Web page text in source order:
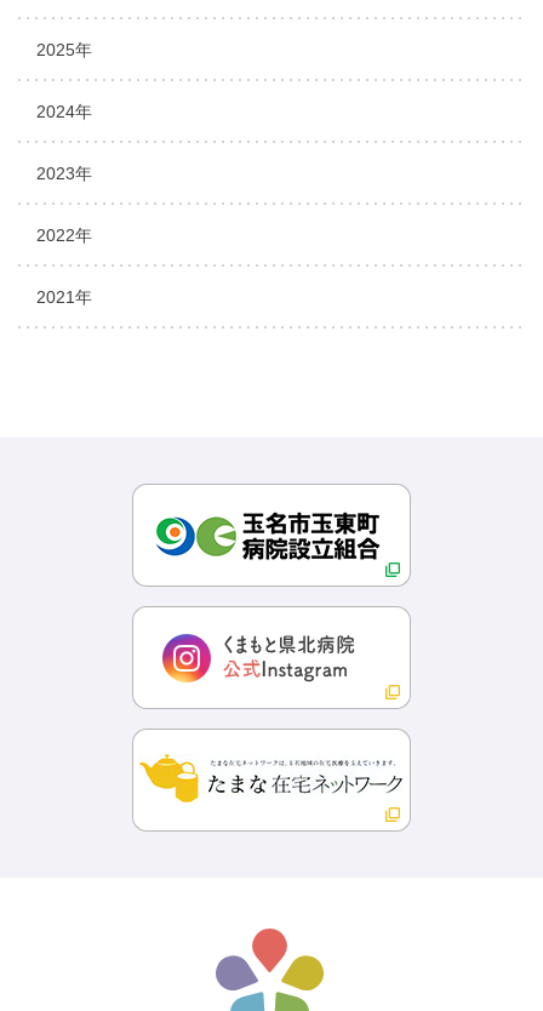
2025年
2024年
2023年
2022年
2021年